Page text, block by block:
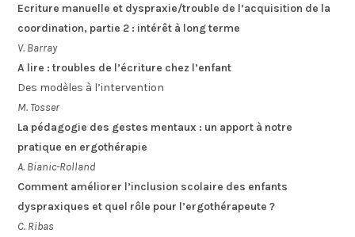
Ecriture manuelle et dyspraxie/trouble de l’acquisition de la
coordination, partie 2 : intérêt à long terme
V. Barray
A lire : troubles de l’écriture chez l’enfant
Des modèles à l’intervention
M. Tosser
La pédagogie des gestes mentaux : un apport à notre
pratique en ergothérapie
A. Bianic-Rolland
Comment améliorer l’inclusion scolaire des enfants
dyspraxiques et quel rôle pour l’ergothérapeute ?
C. Ribas